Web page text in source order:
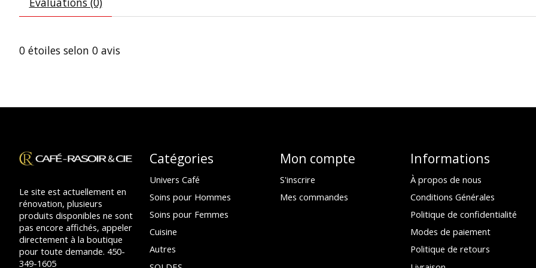
0 étoiles selon 0 avis
Le site est actuellement en
rénovation, plusieurs
produits disponibles ne sont
pas encore affichés, appeler
directement à la boutique
pour toute demande. 450-
349-1605
Catégories
Univers Café
Soins pour Hommes
Soins pour Femmes
Cuisine
Autres
Mon compte
S'inscrire
Mes commandes
Informations
À propos de nous
Conditions Générales
Politique de confidentialité
Modes de paiement
Politique de retours